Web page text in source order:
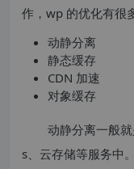
作，wp 的优化有很
动静分离
静态缓存
CDN 加速
对象缓存
动静分离一般
s、云存储等服务中